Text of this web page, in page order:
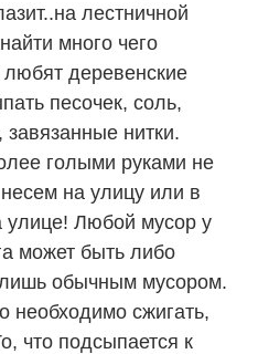
лестничной
много чего
любят деревенские
песочек, соль,
завязанные нитки.
голыми руками не
на улицу или в
Любой мусор у
может быть либо
обычным мусором.
необходимо сжигать,
что подсыпается к